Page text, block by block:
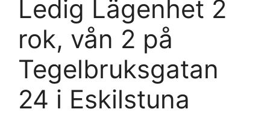
Ledig Lägenhet 2
rok, vån 2 på
Tegelbruksgatan
24 i Eskilstuna